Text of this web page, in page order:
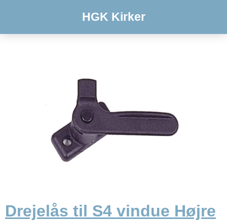
HGK Kirker
Drejelås til S4 vindue Højre